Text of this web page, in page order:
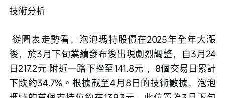
技術分析
從圖表走勢看，泡泡瑪特股價在2025年全年大漲
後，於3月下旬業績發布後出現劇烈調整，自3月24
日217.2元 附近一路下挫至141.8元 ，8個交易日累計
下跌約34.7%。根據截至4月8日的技術數據，泡泡